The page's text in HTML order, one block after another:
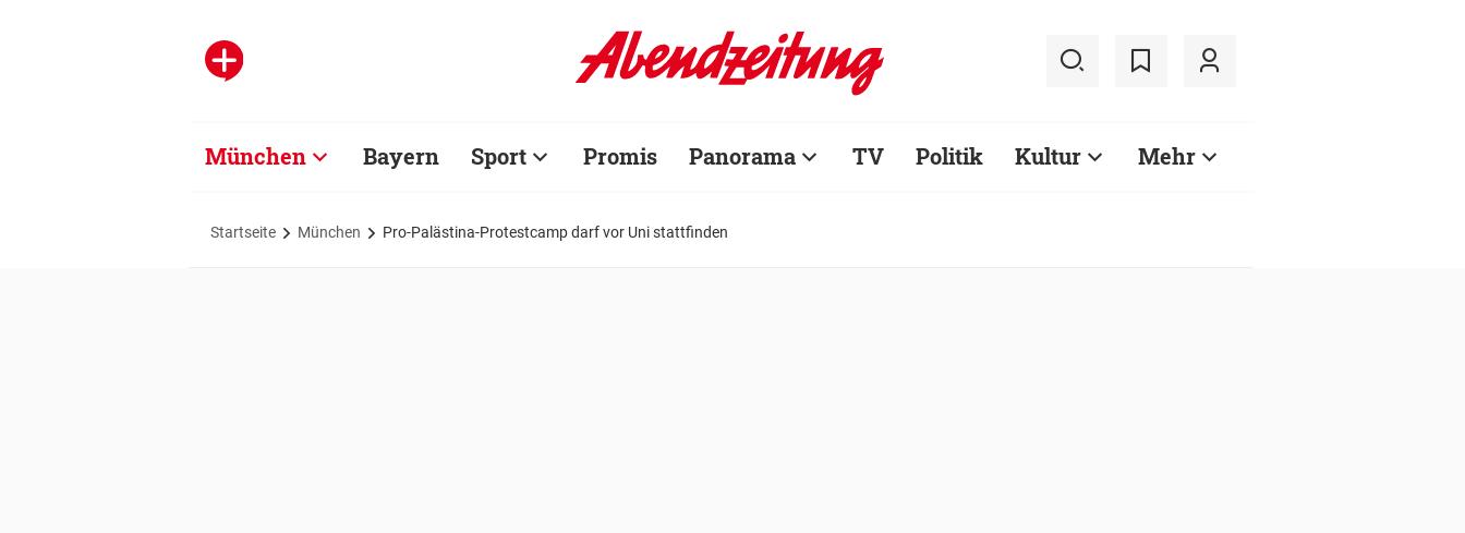
München Bayern Sport Promis Panorama TV Politik Kultur Mehr
Startseite München Pro-Palästina-Protestcamp darf vor Uni stattfinden